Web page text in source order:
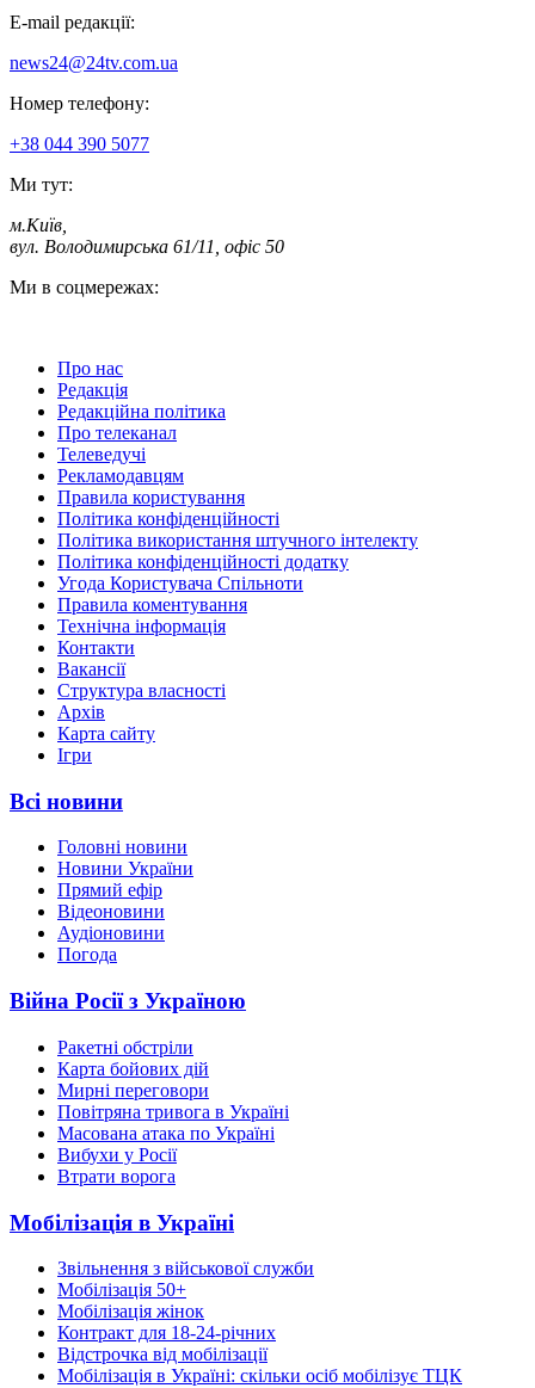
E-mail редакції:
news24@24tv.com.ua
Номер телефону:
+38 044 390 5077
Ми тут:
м.Київ
вул. Володимирська 61/11, офіс 50
Ми в соцмережах:
Про нас
Редакція
Редакційна політика
Про телеканал
Телеведучі
Рекламодавцям
Правила користування
Політика конфіденційності
Політика використання штучного інтелекту
Політика конфіденційності додатку
Угода Користувача Спільноти
Правила коментування
Технічна інформація
Контакти
Вакансії
Структура власності
Архів
Карта сайту
Ігри
Всі новини
Головні новини
Новини України
Прямий ефір
Відеоновини
Аудіоновини
Погода
Війна Росії з Україною
Ракетні обстріли
Карта бойових дій
Мирні переговори
Повітряна тривога в Україні
Масована атака по Україні
Вибухи у Росії
Втрати ворога
Мобілізація в Україні
Звільнення з військової служби
Мобілізація 50+
Мобілізація жінок
Контракт для 18-24-річних
Відстрочка від мобілізації
Мобілізація в Україні: скільки осіб мобілізує ТЦК